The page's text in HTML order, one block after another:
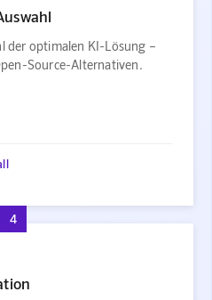
der optimalen KI-Lösung –
Source-Alternativen.
4